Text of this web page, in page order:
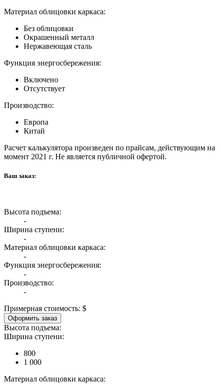
Материал облицовки каркаса:
Без облицовки
Окрашенный металл
Нержавеющая сталь
Функция энергосбережения:
Включено
Отсутствует
Производство:
Европа
Китай
Расчет калькулятора произведен по прайсам, действующим на
момент 2021 г. Не является публичной офертой.
Ваш заказ:
Высота подъема:
-
Ширина ступени:
-
Материал облицовки каркаса:
-
Функция энергосбережения:
-
Производство:
-
Примерная стоимость: $
Оформить заказ
Высота подъема:
Ширина ступени:
800
1 000
Материал облицовки каркаса: